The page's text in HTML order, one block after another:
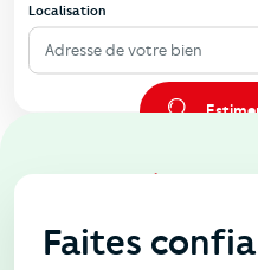
Localisation
Adresse de votre bien
Faites